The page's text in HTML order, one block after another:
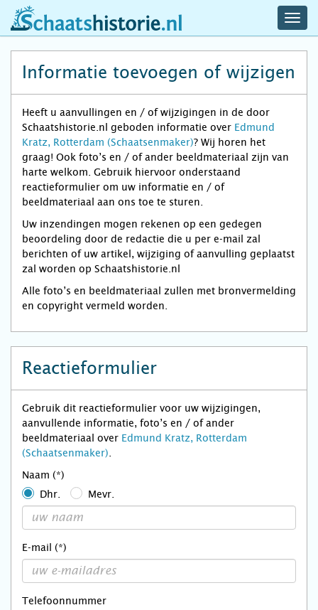
schaatshistorie.nl
Informatie toevoegen of wijzigen
Heeft u aanvullingen en / of wijzigingen in de door
Schaatshistorie.nl geboden informatie over Edmund
Kratz, Rotterdam (Schaatsenmaker)? Wij horen het
graag! Ook foto’s en / of ander beeldmateriaal zijn van
harte welkom. Gebruik hiervoor onderstaand
reactieformulier om uw informatie en / of
beeldmateriaal aan ons toe te sturen.
Uw inzendingen mogen rekenen op een gedegen
beoordeling door de redactie die u per e-mail zal
berichten of uw artikel, wijziging of aanvulling geplaatst
zal worden op Schaatshistorie.nl
Alle foto’s en beeldmateriaal zullen met bronvermelding
en copyright vermeld worden.
Reactieformulier
Gebruik dit reactieformulier voor uw wijzigingen,
aanvullende informatie, foto’s en / of ander
beeldmateriaal over Edmund Kratz, Rotterdam
(Schaatsenmaker)
Naam (*)
Dhr.
Mevr.
E-mail (*)
Telefoonnummer